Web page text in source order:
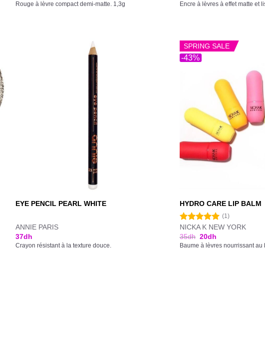
Rouge à lèvre compact demi-matte. 1,3g Encre à lèvres à effet matte et
EYE PENCIL PEARL WHITE
ANNIE PARIS
37dh
Crayon résistant à la texture douce.
-43%
SPRING SALE
HYDRO CARE LIP BALM
Note5.00
sur 5
(1)
NICKA K NEW YORK
35dh 20dh
Baume à lèvres nourrissant au